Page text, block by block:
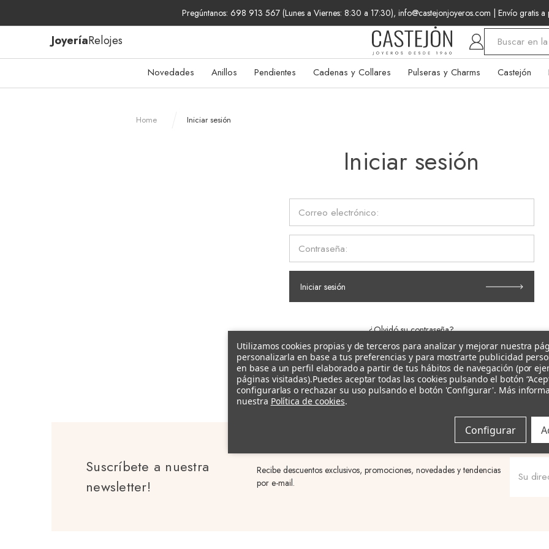
Pregúntanos: 698 913 567 (Lunes a Viernes: 8:30 a 17:30), info@castejonjoyeros.com | Envío gratis
JoyeríaRelojes
Novedades Anillos Pendientes Cadenas y Collares Pulseras y Charms Castejón
Home Iniciar sesión
Iniciar sesión
Iniciar sesión
¿Olvidó su contraseña?
¿Cliente nuevo?Registrarse
Suscríbete a nuestra
newsletter!
Recibe descuentos exclusivos, promociones, novedades y tendencias
por e-mail.
Utilizamos cookies propias y de terceros para analizar y mejorar nuestra
personalizarla en base a tus preferencias y para mostrarte publicidad
en base a un perfil elaborado a partir de tus hábitos de navegación (por
páginas visitadas).Puedes aceptar todas las cookies pulsando el botón
configurarlas o rechazar su uso pulsando el botón 'Configurar'. Más
nuestra Política de cookies.
Configurar